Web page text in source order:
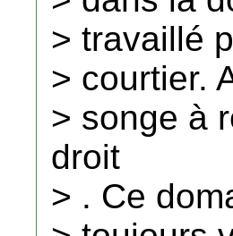
> travaillé
> courtier.
> songe à
droit
> . Ce